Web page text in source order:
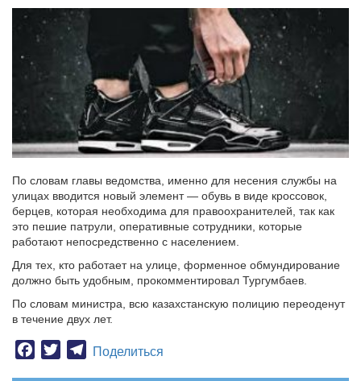
По словам главы ведомства, именно для несения службы на
улицах вводится новый элемент — обувь в виде кроссовок,
берцев, которая необходима для правоохранителей, так как
это пешие патрули, оперативные сотрудники, которые
работают непосредственно с населением.
Для тех, кто работает на улице, форменное обмундирование
должно быть удобным, прокомментировал Тургумбаев.
По словам министра, всю казахстанскую полицию переоденут
в течение двух лет.
Facebook
TwitterTelegram
Поделиться